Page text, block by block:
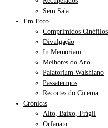
Sem Sala
Em Foco
Comprimidos Cinéfilos
Divulgação
In Memoriam
Melhores do Ano
Palatorium Walshiano
Passatempos
Recortes do Cinema
Crónicas
Alto, Baixo, Frágil
Orfanato